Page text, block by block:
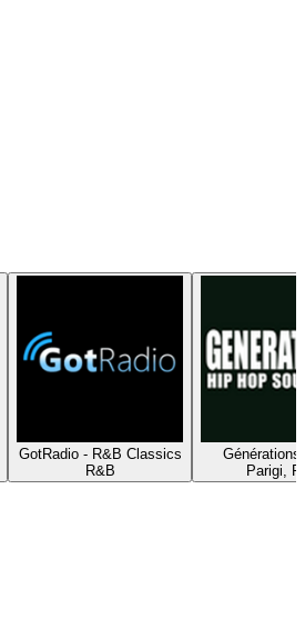
GotRadio - R&B Classics
R&B
Générations
Parigi,